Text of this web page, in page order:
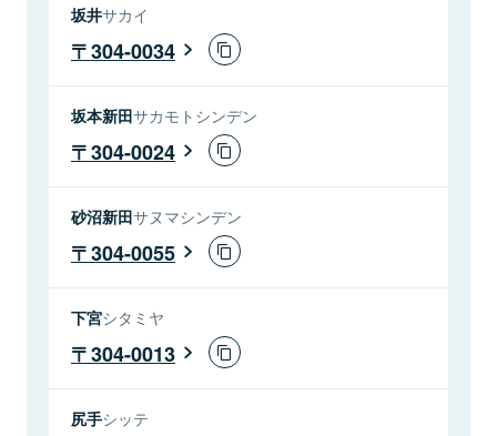
坂井サカイ
304-0034
坂本新田サカモトシンデン
304-0024
砂沼新田サヌマシンデン
304-0055
下宮シタミヤ
304-0013
尻手シッテ